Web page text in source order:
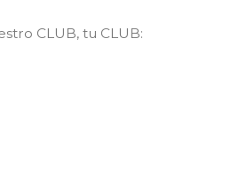
CLUB, tu CLUB: